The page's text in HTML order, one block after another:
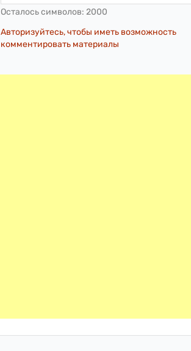
Осталось символов: 2000
Авторизуйтесь, чтобы иметь возможность
комментировать материалы